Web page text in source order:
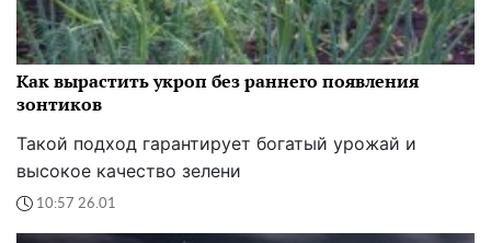
Как вырастить укроп без раннего появления
зонтиков
Такой подход гарантирует богатый урожай и
высокое качество зелени
10:57 26.01